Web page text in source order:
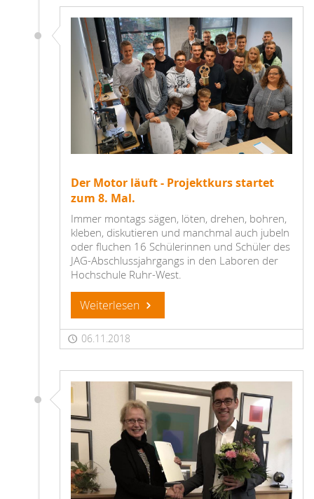
Der Motor läuft - Projektkurs startet
zum 8. Mal.
Immer montags sägen, löten, drehen, bohren,
kleben, diskutieren und manchmal auch jubeln
oder fluchen 16 Schülerinnen und Schüler des
JAG-Abschlussjahrgangs in den Laboren der
Hochschule Ruhr-West.
Weiterlesen
06.11.2018